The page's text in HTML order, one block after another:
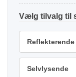
tilvalg
Reflekterende
Selvlysende